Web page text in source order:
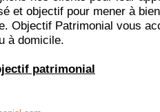
et objectif pour mener à
Objectif Patrimonial vous
à domicile.
patrimonial